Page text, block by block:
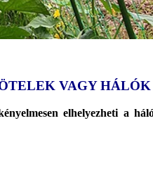
VAGY
elhelyezheti a